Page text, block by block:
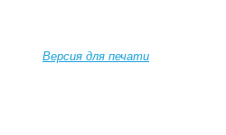
Версия для печати